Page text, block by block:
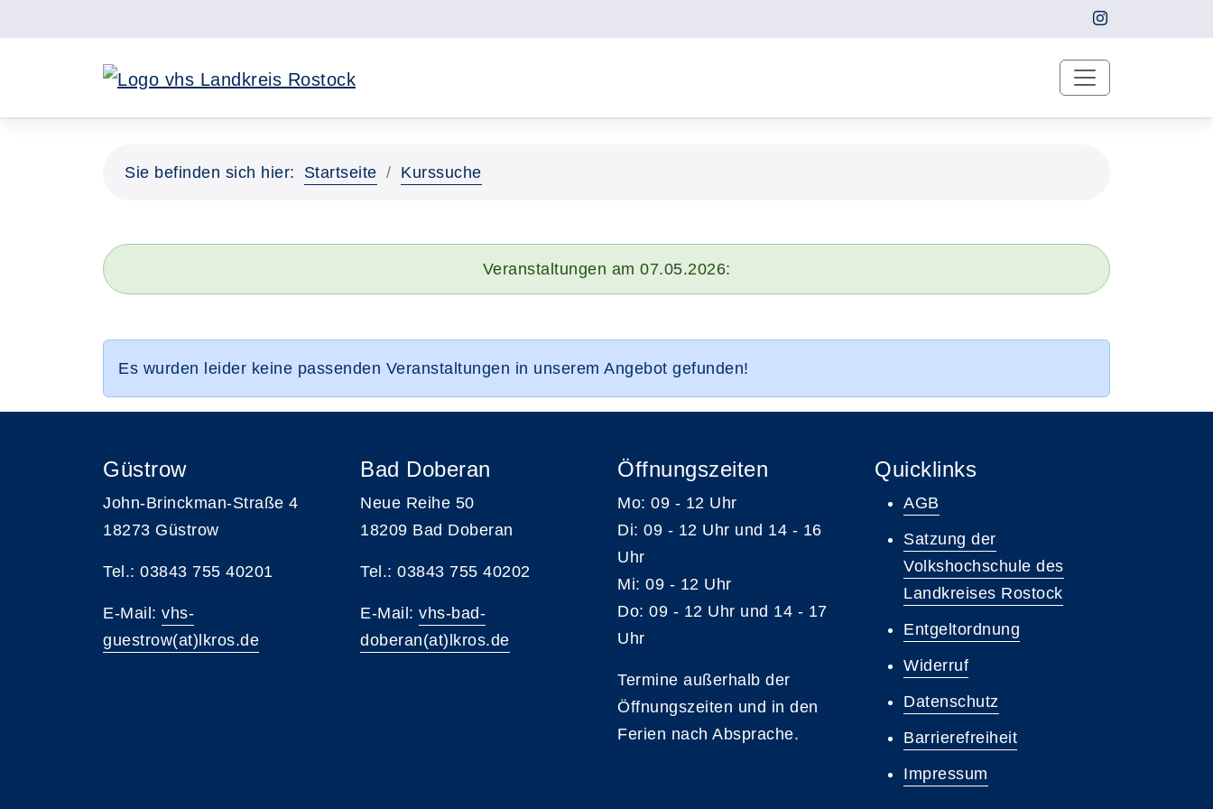
Sie befinden sich hier: Startseite Kurssuche
Veranstaltungen am 07.05.2026:
Es wurden leider keine passenden Veranstaltungen in unserem Angebot gefunden!
Güstrow
John-Brinckman-Straße 4
18273 Güstrow
Tel.: 03843 755 40201
E-Mail: vhs-
guestrow(at)lkros.de
Bad Doberan
Neue Reihe 50
18209 Bad Doberan
Tel.: 03843 755 40202
E-Mail: vhs-bad-
doberan(at)lkros.de
Öffnungszeiten
Mo: 09 - 12 Uhr
Di: 09 - 12 Uhr und 14 - 16
Uhr
Mi: 09 - 12 Uhr
Do: 09 - 12 Uhr und 14 - 17
Uhr
Termine außerhalb der
Öffnungszeiten und in den
Ferien nach Absprache.
Quicklinks
AGB
Satzung der
Volkshochschule des
Landkreises Rostock
Entgeltordnung
Widerruf
Datenschutz
Barrierefreiheit
Impressum